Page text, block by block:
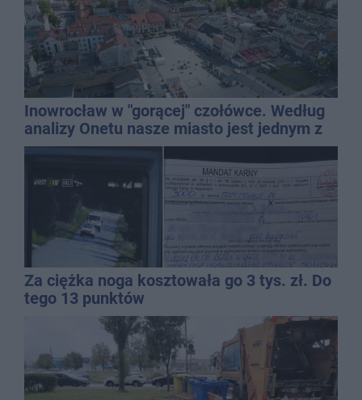
Inowrocław w "gorącej" czołówce. Według
analizy Onetu nasze miasto jest jednym z
najbardziej narażonych na upały
Za ciężka noga kosztowała go 3 tys. zł. Do
tego 13 punktów